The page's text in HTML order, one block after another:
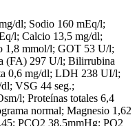
dl; Sodio 160 mEq/l;
l; Calcio 13,5 mg/dl;
1,8 mmol/l; GOT 53 U/l;
(FA) 297 U/l; Bilirrubina
0,6 mg/dl; LDH 238 UI/l;
VSG 44 seg.;
l; Proteínas totales 6,4
normal; Magnesio 1,62
PCO2 38,5mmHg; PO2